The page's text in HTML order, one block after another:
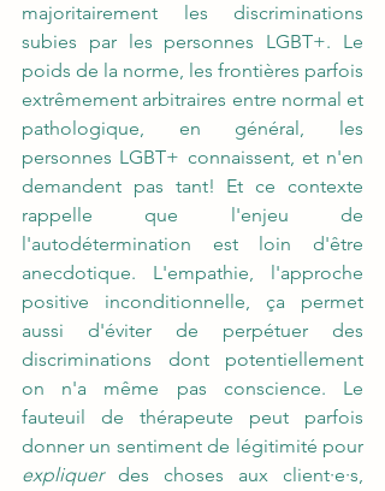
majoritairement les discriminations
subies par les personnes LGBT+. Le
poids de la norme, les frontières parfois
extrêmement arbitraires entre normal et
pathologique, en général, les
personnes LGBT+ connaissent, et n'en
demandent pas tant! Et ce contexte
rappelle que l'enjeu de
l'autodétermination est loin d'être
anecdotique. L'empathie, l'approche
positive inconditionnelle, ça permet
aussi d'éviter de perpétuer des
discriminations dont potentiellement
on n'a même pas conscience. Le
fauteuil de thérapeute peut parfois
expliquer des choses aux client·e·s,